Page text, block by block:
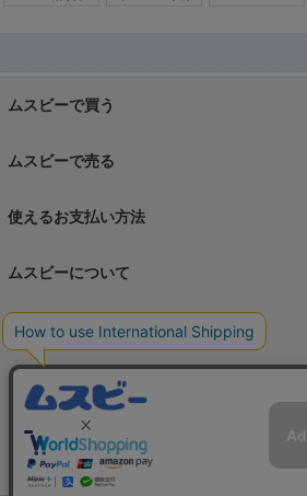
ムスビーで買う
ムスビーで売る
使えるお支払い方法
ムスビーについて
運営会社
お問合せフォーム
カスタマーサポート営
月～金 9:00～17:00（土日祝祭